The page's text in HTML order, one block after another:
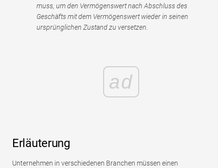
muss, um den Vermögenswert nach Abschluss des
Geschäfts mit dem Vermögenswert wieder in seinen
ursprünglichen Zustand zu versetzen.
ad
Erläuterung
Unternehmen in verschiedenen Branchen müssen einen